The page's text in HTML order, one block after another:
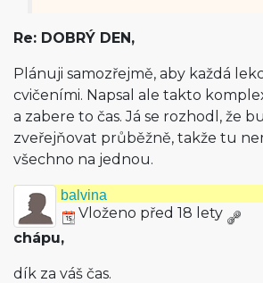
Re: DOBRÝ DEN,
Plánuji samozřejmě, aby každá
cvičeními. Napsal ale takto
a zabere to čas. Já se rozhodl, že
zveřejňovat průběžně, takže tu
všechno na jednou.
balvina
Vloženo před 18 lety
chápu,
dík za váš čas.